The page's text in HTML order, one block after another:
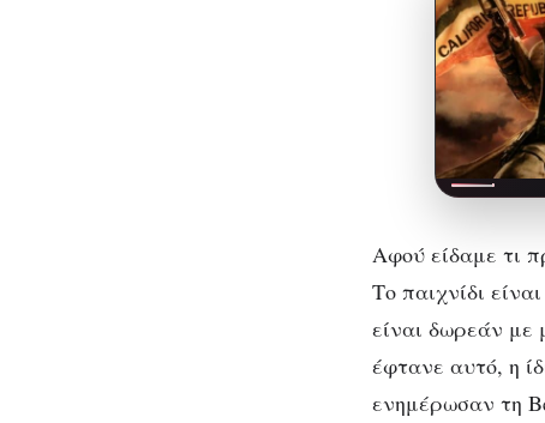
Αφού είδαμε τι
Το παιχνίδι
είναι δωρεάν με
έφτανε αυτό, η
ενημέρωσαν τη